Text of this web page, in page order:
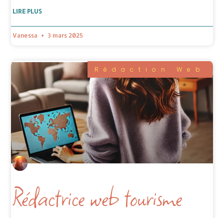
LIRE PLUS
Vanessa 3 mars 2025
Rédaction Web
Rédactrice web tourisme